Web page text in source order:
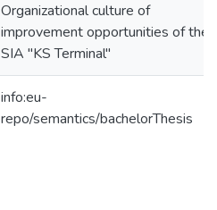
Organizational culture of
improvement opportunities of the
SIA "KS Terminal"
info:eu-
repo/semantics/bachelorThesis